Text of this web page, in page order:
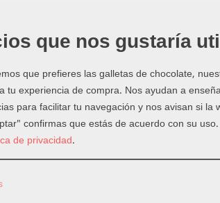
de uso
que la jareta tiene ancho suficiente.
el extremo de la goma o cinta.
la herramienta si la tela se atasca.
el bies después de formarlo para fijar mejor el
elegir una
herramientas pequeñas pueden marcar
que nos gustaría
que prefieres las galletas de chocolate,
tu experiencia de compra. Nos ayudan a
para facilitar tu navegación y nos avisan si la
confirmas que estás de acuerdo con su uso.
de privacidad.